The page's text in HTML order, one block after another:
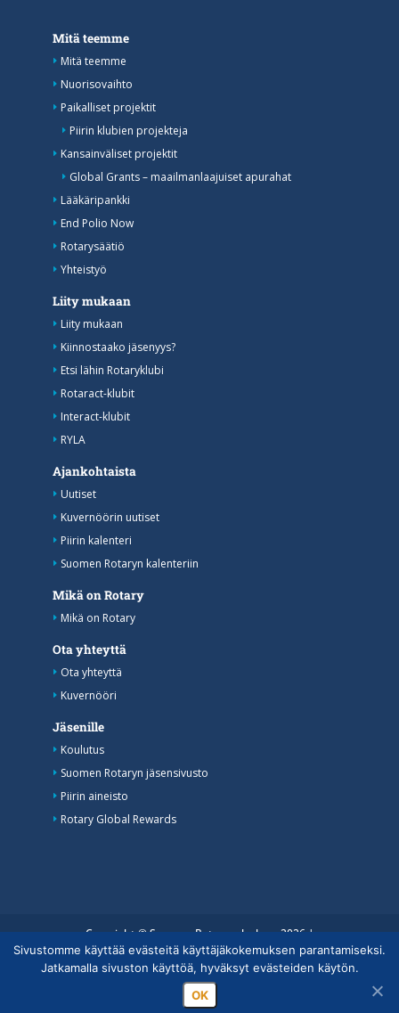
Mitä teemme
Mitä teemme
Nuorisovaihto
Paikalliset projektit
Piirin klubien projekteja
Kansainväliset projektit
Global Grants – maailmanlaajuiset apurahat
Lääkäripankki
End Polio Now
Rotarysäätiö
Yhteistyö
Liity mukaan
Liity mukaan
Kiinnostaako jäsenyys?
Etsi lähin Rotaryklubi
Rotaract-klubit
Interact-klubit
RYLA
Ajankohtaista
Uutiset
Kuvernöörin uutiset
Piirin kalenteri
Suomen Rotaryn kalenteriin
Mikä on Rotary
Mikä on Rotary
Ota yhteyttä
Ota yhteyttä
Kuvernööri
Jäsenille
Koulutus
Suomen Rotaryn jäsensivusto
Piirin aineisto
Rotary Global Rewards
Copyright © Suomen Rotarypalvelu ry 2026 |
Jäsentietojärjestelmän tietosuojaseloste|Henkilötietojen
käsittely Rotarytoiminnassa
Sivustomme käyttää evästeitä käyttäjäkokemuksen parantamiseksi.
Jatkamalla sivuston käyttöä, hyväksyt evästeiden käytön.
OK